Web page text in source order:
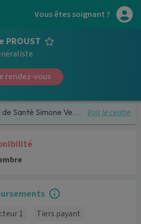
Vous êtes soignant ?
PROUST
rendez-vous
Simone Veil - de Châtillon Voir le centre
1
Tiers payant